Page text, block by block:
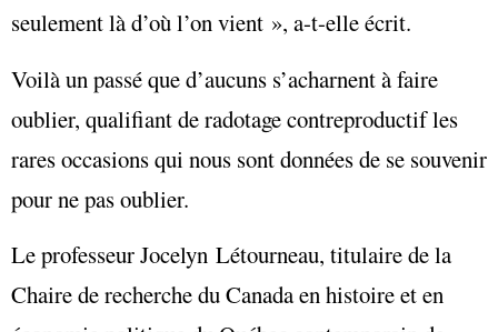
seulement là d’où l’on vient », a-t-elle écrit.
Voilà un passé que d’aucuns s’acharnent à faire
oublier, qualifiant de radotage contreproductif les
rares occasions qui nous sont données de se souvenir
pour ne pas oublier.
Le professeur Jocelyn Létourneau, titulaire de la
Chaire de recherche du Canada en histoire et en